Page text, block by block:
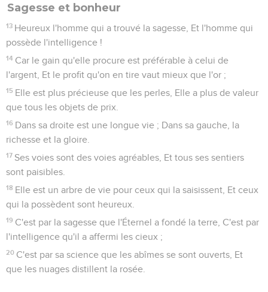
Sagesse et bonheur
13 Heureux l'homme qui a trouvé la sagesse, Et l'homme qui
possède l'intelligence !
14 Car le gain qu'elle procure est préférable à celui de
l'argent, Et le profit qu'on en tire vaut mieux que l'or ;
15 Elle est plus précieuse que les perles, Elle a plus de valeur
que tous les objets de prix.
16 Dans sa droite est une longue vie ; Dans sa gauche, la
richesse et la gloire.
17 Ses voies sont des voies agréables, Et tous ses sentiers
sont paisibles.
18 Elle est un arbre de vie pour ceux qui la saisissent, Et ceux
qui la possèdent sont heureux.
19 C'est par la sagesse que l'Éternel a fondé la terre, C'est par
l'intelligence qu'il a affermi les cieux ;
20 C'est par sa science que les abîmes se sont ouverts, Et
que les nuages distillent la rosée.